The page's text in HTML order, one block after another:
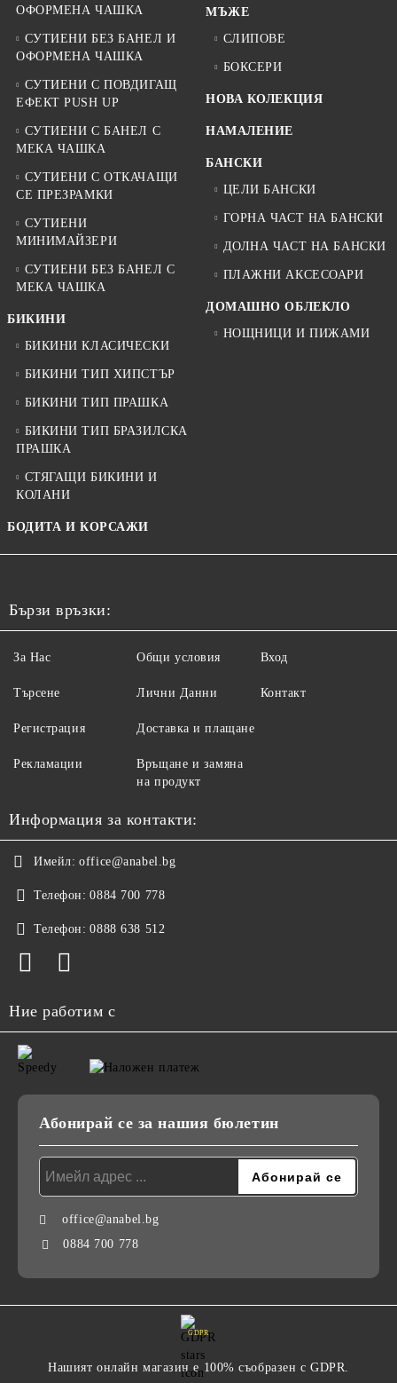
ОФОРМЕНА ЧАШКА
СУТИЕНИ БЕЗ БАНЕЛ И
ОФОРМЕНА ЧАШКА
СУТИЕНИ С ПОВДИГАЩ
ЕФЕКТ PUSH UP
СУТИЕНИ С БАНЕЛ С
МЕКА ЧАШКА
СУТИЕНИ С ОТКАЧАЩИ
СЕ ПРЕЗРАМКИ
СУТИЕНИ
МИНИМАЙЗЕРИ
СУТИЕНИ БЕЗ БАНЕЛ С
МЕКА ЧАШКА
БИКИНИ
БИКИНИ КЛАСИЧЕСКИ
БИКИНИ ТИП ХИПСТЪР
БИКИНИ ТИП ПРАШКА
БИКИНИ ТИП БРАЗИЛСКА
ПРАШКА
СТЯГАЩИ БИКИНИ И
КОЛАНИ
БОДИТА И КОРСАЖИ
МЪЖЕ
СЛИПОВЕ
БОКСЕРИ
НОВА КОЛЕКЦИЯ
НАМАЛЕНИЕ
БАНСКИ
ЦЕЛИ БАНСКИ
ГОРНА ЧАСТ НА БАНСКИ
ДОЛНА ЧАСТ НА БАНСКИ
ПЛАЖНИ АКСЕСОАРИ
ДОМАШНО ОБЛЕКЛО
НОЩНИЦИ И ПИЖАМИ
Бързи връзки:
За Нас
Търсене
Регистрация
Рекламации
Общи условия
Лични Данни
Доставка и плащане
Връщане и замяна
на продукт
Вход
Контакт
Информация за контакти:
Имейл: office@anabel.bg
Телефон: 0884 700 778
Телефон: 0888 638 512
Ние работим с
Абонирай се за нашия бюлетин
office@anabel.bg
0884 700 778
GDPR
Нашият онлайн магазин е 100% съобразен с GDPR.